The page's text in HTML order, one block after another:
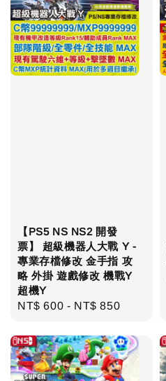
【PS5 NS NS2 開發
票】 超級機器人大戰 Y -
專業存檔修改 金手指 攻
略 外掛 遊戲修改 機戰Y
超機Y
Regular
NT$ 600 - NT$ 850